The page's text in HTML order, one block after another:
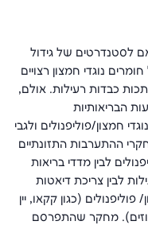
לסטנדרטים של גידול
נוגדי חמצון רצויים
כבדות רעילות. אולם,
הבריאותיות
חמצון/פוליפנולים ולגבי
ההתערבות התזונתיים
לבין מדדי בריאות
לבין צריכת דיאטות
(כגון קקאו, יין
מחקר שהתפרסם